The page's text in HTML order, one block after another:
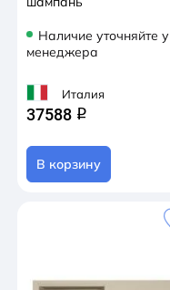
Наличие уточняйте у
менеджера
Италия
37588 q
В корзину